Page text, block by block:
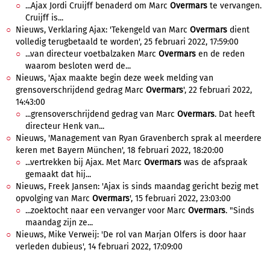
...Ajax Jordi Cruijff benaderd om Marc Overmars te vervangen.
Cruijff is...
Nieuws, Verklaring Ajax: 'Tekengeld van Marc Overmars dient
volledig terugbetaald te worden', 25 februari 2022, 17:59:00
...van directeur voetbalzaken Marc Overmars en de reden
waarom besloten werd de...
Nieuws, 'Ajax maakte begin deze week melding van
grensoverschrijdend gedrag Marc Overmars', 22 februari 2022,
14:43:00
...grensoverschrijdend gedrag van Marc Overmars. Dat heeft
directeur Henk van...
Nieuws, 'Management van Ryan Gravenberch sprak al meerdere
keren met Bayern München', 18 februari 2022, 18:20:00
...vertrekken bij Ajax. Met Marc Overmars was de afspraak
gemaakt dat hij...
Nieuws, Freek Jansen: 'Ajax is sinds maandag gericht bezig met
opvolging van Marc Overmars', 15 februari 2022, 23:03:00
...zoektocht naar een vervanger voor Marc Overmars. "Sinds
maandag zijn ze...
Nieuws, Mike Verweij: 'De rol van Marjan Olfers is door haar
verleden dubieus', 14 februari 2022, 17:09:00